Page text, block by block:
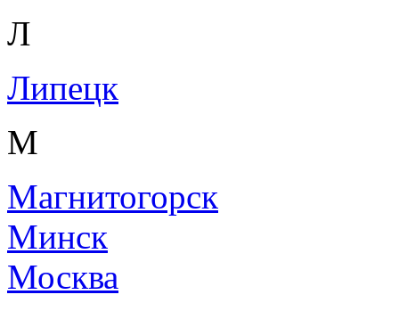
Л
Липецк
М
Магнитогорск
Минск
Москва